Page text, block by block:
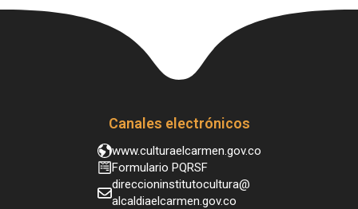
Canales electrónicos
www.culturaelcarmen.gov.co
Formulario PQRSF
direccioninstitutocultura@
alcaldiaelcarmen.gov.co